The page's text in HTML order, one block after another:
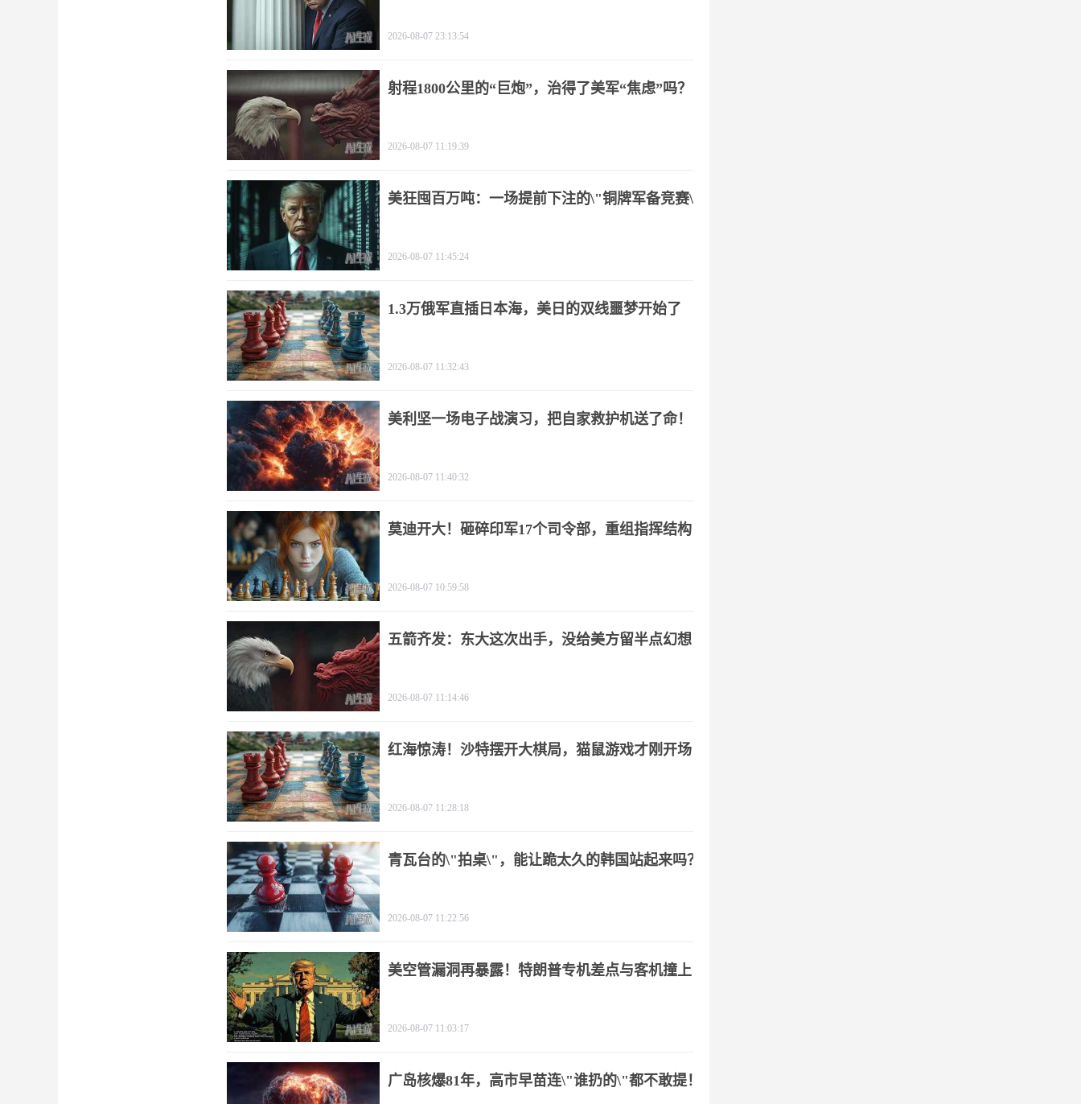
2026-08-07 23:13:54
射程1800公里的“巨炮”，治得了美军“焦虑”吗？
2026-08-07 11:19:39
美狂囤百万吨：一场提前下注的\"铜牌军备竞赛\"
2026-08-07 11:45:24
1.3万俄军直插日本海，美日的双线噩梦开始了
2026-08-07 11:32:43
美利坚一场电子战演习，把自家救护机送了命！
2026-08-07 11:40:32
莫迪开大！砸碎印军17个司令部，重组指挥结构
2026-08-07 10:59:58
五箭齐发：东大这次出手，没给美方留半点幻想
2026-08-07 11:14:46
红海惊涛！沙特摆开大棋局，猫鼠游戏才刚开场
2026-08-07 11:28:18
青瓦台的\"拍桌\"，能让跪太久的韩国站起来吗？
2026-08-07 11:22:56
美空管漏洞再暴露！特朗普专机差点与客机撞上
2026-08-07 11:03:17
广岛核爆81年，高市早苗连\"谁扔的\"都不敢提！